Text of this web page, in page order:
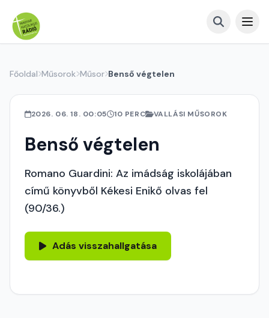
Főoldal Műsorok Műsor Benső végtelen
2026. 06. 18. 00:05 10 PERC VALLÁSI MŰSOROK
Benső végtelen
Romano Guardini: Az imádság iskolájában
című könyvből Kékesi Enikő olvas fel
(90/36.)
Adás visszahallgatása